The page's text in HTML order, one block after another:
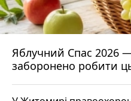
Яблучний Спас 2026
заборонено робити